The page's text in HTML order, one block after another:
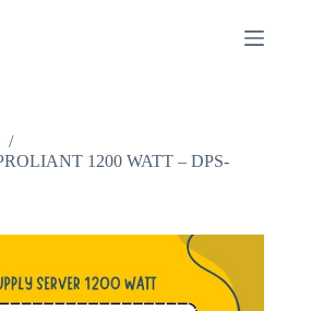
/
1200 WATT – DPS-